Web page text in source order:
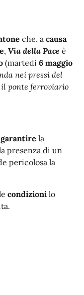
che, a causa
, Via della Pace è
(martedì 6 maggio
nei pressi del
il ponte ferroviario
garantire la
presenza di un
pericolosa la
condizioni lo